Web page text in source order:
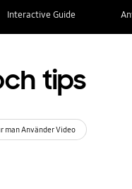
Interactive Guide
tips
man Använder Video